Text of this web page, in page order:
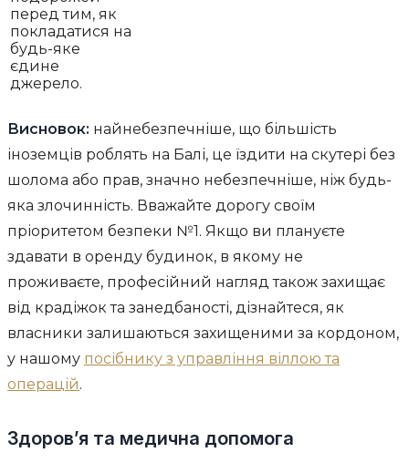
перед тим, як
покладатися на
будь-яке
єдине
джерело.
Висновок: найнебезпечніше, що більшість
іноземців роблять на Балі, це їздити на скутері без
шолома або прав, значно небезпечніше, ніж будь-
яка злочинність. Вважайте дорогу своїм
пріоритетом безпеки №1. Якщо ви плануєте
здавати в оренду будинок, в якому не
проживаєте, професійний нагляд також захищає
від крадіжок та занедбаності, дізнайтеся, як
власники залишаються захищеними за кордоном,
у нашому посібнику з управління віллою та
операцій.
Здоров’я та медична допомога